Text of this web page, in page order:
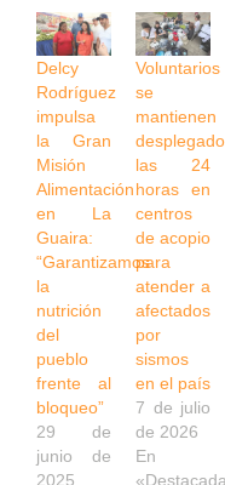
Delcy
Rodríguez
impulsa
la Gran
Misión
Alimentación
en La
Guaira:
“Garantizamos
la
nutrición
del
pueblo
frente al
bloqueo”
29 de
junio de
2025
Voluntarios
se
mantienen
las 24
horas en
centros
de acopio
para
atender a
afectados
por
sismos
en el país
7 de julio
de 2026
En